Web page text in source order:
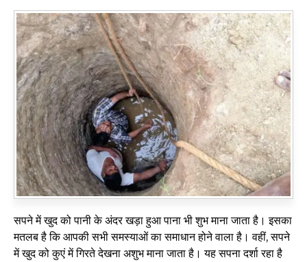
सपने में खुद को पानी के अंदर खड़ा हुआ पाना भी शुभ माना जाता है। इसका
मतलब है कि आपकी सभी समस्याओं का समाधान होने वाला है। वहीं, सपने
में खुद को कुएं में गिरते देखना अशुभ माना जाता है। यह सपना दर्शा रहा है